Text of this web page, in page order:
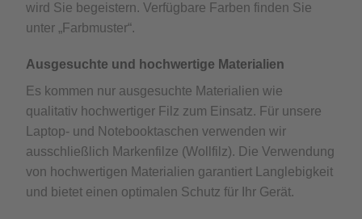
wird Sie begeistern. Verfügbare Farben finden Sie
unter „Farbmuster“.
Ausgesuchte und hochwertige Materialien
Es kommen nur ausgesuchte Materialien wie
qualitativ hochwertiger Filz zum Einsatz. Für unsere
Laptop- und Notebooktaschen verwenden wir
ausschließlich Markenfilze (Wollfilz). Die Verwendung
von hochwertigen Materialien garantiert Langlebigkeit
und bietet einen optimalen Schutz für Ihr Gerät.